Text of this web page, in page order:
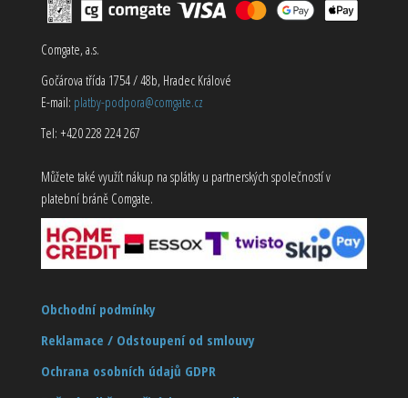
Comgate, a.s.
Gočárova třída 1754 / 48b, Hradec Králové
E-mail: platby-podpora@comgate.cz
Tel: +420 228 224 267
Můžete také využít nákup na splátky u partnerských společností v
platební bráně Comgate.
Obchodní podmínky
Reklamace / Odstoupení od smlouvy
Ochrana osobních údajů GDPR